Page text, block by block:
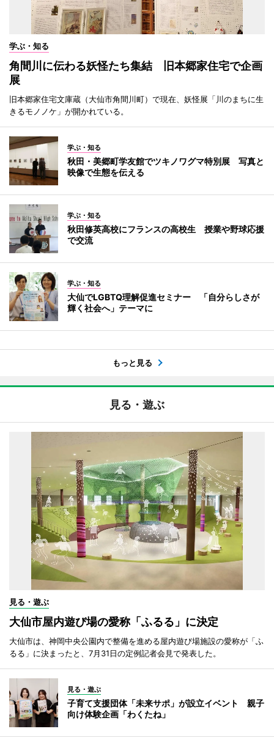
学ぶ・知る
角間川に伝わる妖怪たち集結 旧本郷家住宅で企画
展
旧本郷家住宅文庫蔵（大仙市角間川町）で現在、妖怪展「川のまちに生
きるモノノケ」が開かれている。
学ぶ・知る
秋田・美郷町学友館でツキノワグマ特別展 写真と
映像で生態を伝える
学ぶ・知る
秋田修英高校にフランスの高校生 授業や野球応援
で交流
学ぶ・知る
大仙でLGBTQ理解促進セミナー 「自分らしさが
輝く社会へ」テーマに
もっと見る
見る・遊ぶ
見る・遊ぶ
大仙市屋内遊び場の愛称「ふるる」に決定
大仙市は、神岡中央公園内で整備を進める屋内遊び場施設の愛称が「ふ
るる」に決まったと、7月31日の定例記者会見で発表した。
見る・遊ぶ
子育て支援団体「未来サポ」が設立イベント 親子
向け体験企画「わくたね」